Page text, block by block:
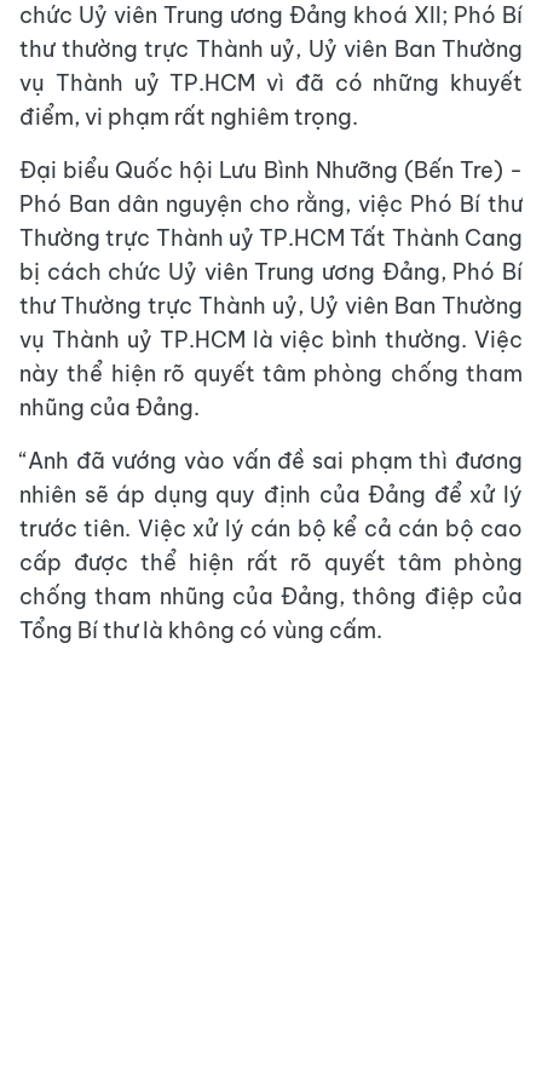
chức Uỷ viên Trung ương Đảng khoá XII; Phó Bí
thư thường trực Thành uỷ, Uỷ viên Ban Thường
vụ Thành uỷ TP.HCM vì đã có những khuyết
điểm, vi phạm rất nghiêm trọng.
Đại biểu Quốc hội Lưu Bình Nhưỡng (Bến Tre) -
Phó Ban dân nguyện cho rằng, việc Phó Bí thư
Thường trực Thành uỷ TP.HCM Tất Thành Cang
bị cách chức Uỷ viên Trung ương Đảng, Phó Bí
thư Thường trực Thành uỷ, Uỷ viên Ban Thường
vụ Thành uỷ TP.HCM là việc bình thường. Việc
này thể hiện rõ quyết tâm phòng chống tham
nhũng của Đảng.
“Anh đã vướng vào vấn đề sai phạm thì đương
nhiên sẽ áp dụng quy định của Đảng để xử lý
trước tiên. Việc xử lý cán bộ kể cả cán bộ cao
cấp được thể hiện rất rõ quyết tâm phòng
chống tham nhũng của Đảng, thông điệp của
Tổng Bí thư là không có vùng cấm.